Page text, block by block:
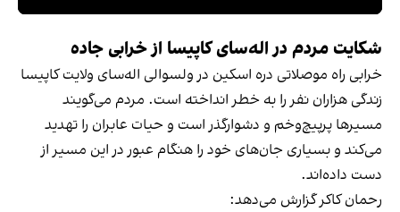
شکایت مردم در اله‌سای کاپیسا از خرابی جاده
خرابی راه موصلاتی دره اسکین در ولسوالی اله‌سای ولایت کاپیسا
زندگی هزاران نفر را به خطر انداخته است. مردم می‌گویند
مسیرها پرپیچ‌وخم و دشوارگذر است و حیات عابران را تهدید
می‌کند و بسیاری جان‌های خود را هنگام عبور در این مسیر از
دست داده‌اند.
رحمان کاکر گزارش می‌دهد: